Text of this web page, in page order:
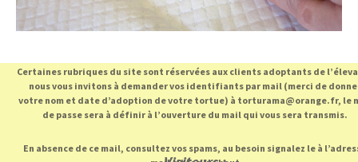
Certaines rubriques du site sont réservées aux clients adoptants de
nous vous invitons à demander vos identifiants par mail (merci de
votre nom et date d’adoption de votre tortue) à torturama@orange.fr, le
de passe sera à définir à l’ouverture du mail qui vous sera transmis.
En absence de ce mail, consultez vos spams, au besoin signalez le à